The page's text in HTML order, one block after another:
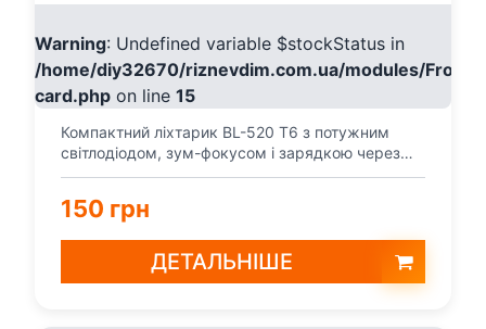
Warning: Undefined variable $stockStatus in
/home/diy32670/riznevdim.com.ua/modules/
card.php on line 15
Компактний ліхтарик BL-520 T6 з потужним
світлодіодом, зум-фокусом і зарядкою через
microUSB. Працює...
150 грн
ДЕТАЛЬНІШЕ